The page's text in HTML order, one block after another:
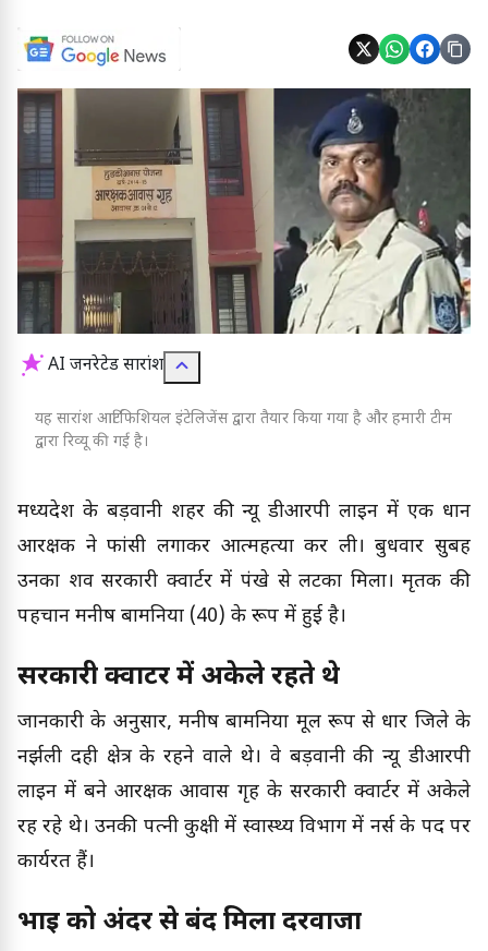
AI जनरेटेड सारांश
यह सारांश आर्टिफिशियल इंटेलिजेंस द्वारा तैयार किया गया है और हमारी टीम
द्वारा रिव्यू की गई है।
मध्यप्रदेश के बड़वानी शहर की न्यू डीआरपी लाइन में एक प्रधान
आरक्षक ने फांसी लगाकर आत्महत्या कर ली। बुधवार सुबह
उनका शव सरकारी क्वार्टर में पंखे से लटका मिला। मृतक की
पहचान मनीष बामनिया (40) के रूप में हुई है।
सरकारी क्वार्टर में अकेले रहते थे
जानकारी के अनुसार, मनीष बामनिया मूल रूप से धार जिले के
नर्झली दही क्षेत्र के रहने वाले थे। वे बड़वानी की न्यू डीआरपी
लाइन में बने आरक्षक आवास गृह के सरकारी क्वार्टर में अकेले
रह रहे थे। उनकी पत्नी कुक्षी में स्वास्थ्य विभाग में नर्स के पद पर
कार्यरत हैं।
भाई को अंदर से बंद मिला दरवाजा